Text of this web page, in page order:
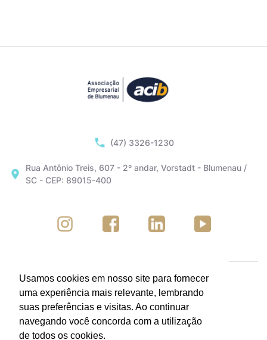
(47) 3326-1230
Rua Antônio Treis, 607 - 2º andar, Vorstadt - Blumenau /
SC - CEP: 89015-400
Usamos cookies em nosso site para fornecer
uma experiência mais relevante, lembrando
suas preferências e visitas. Ao continuar
navegando você concorda com a utilização
de todos os cookies.